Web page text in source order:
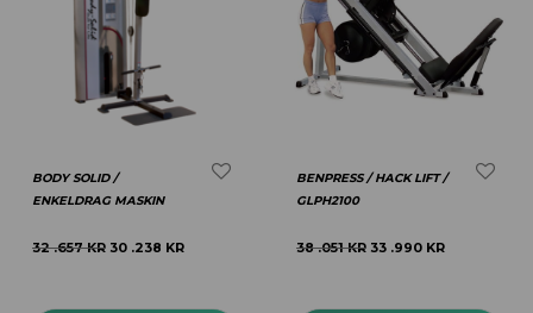
BODY SOLID /
ENKELDRAG MASKIN
32 .657KR 30 .238 KR
BENPRESS / HACK LIFT /
GLPH2100
38 .051KR 33 .990 KR